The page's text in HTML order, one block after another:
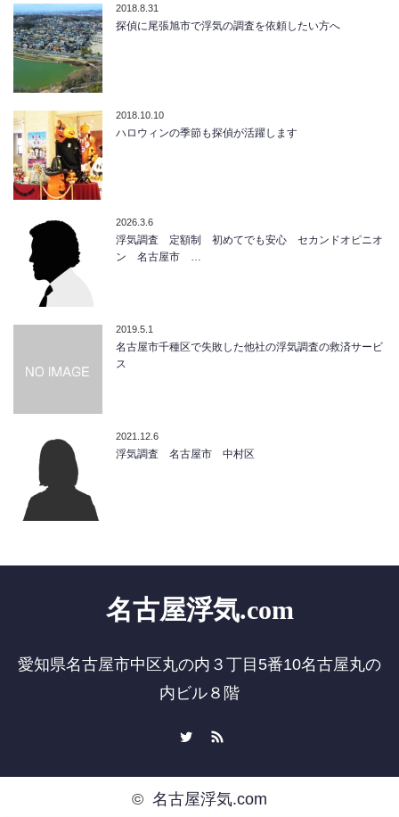
2018.8.31
探偵に尾張旭市で浮気の調査を依頼したい方へ
2018.10.10
ハロウィンの季節も探偵が活躍します
2026.3.6
浮気調査 定額制 初めてでも安心 セカンドオピニオ
ン 名古屋市 …
2019.5.1
名古屋市千種区で失敗した他社の浮気調査の救済サービ
ス
2021.12.6
浮気調査 名古屋市 中村区
名古屋浮気.com
愛知県名古屋市中区丸の内３丁目5番10名古屋丸の
内ビル８階
© 名古屋浮気.com